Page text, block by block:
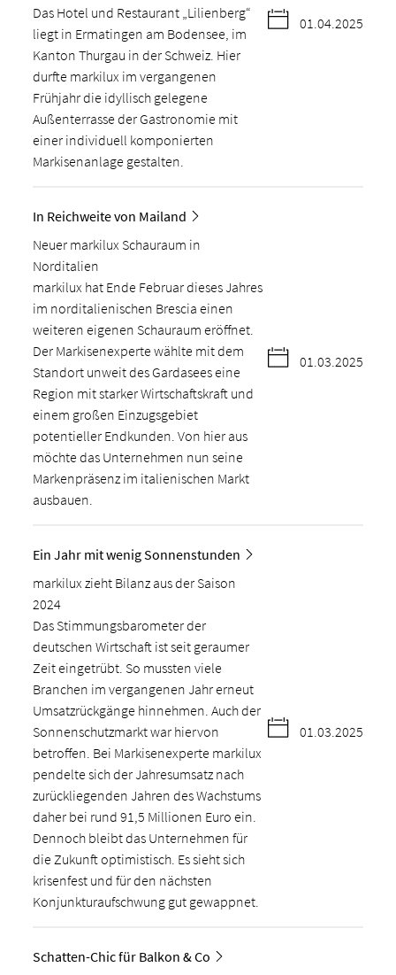
Das Hotel und Restaurant „Lilienberg“
liegt in Ermatingen am Bodensee, im
Kanton Thurgau in der Schweiz. Hier
durfte markilux im vergangenen
Frühjahr die idyllisch gelegene
Außenterrasse der Gastronomie mit
einer individuell komponierten
Markisenanlage gestalten.
01.04.2025
In Reichweite von Mailand
Neuer markilux Schauraum in
Norditalien
markilux hat Ende Februar dieses Jahres
im norditalienischen Brescia einen
weiteren eigenen Schauraum eröffnet.
Der Markisenexperte wählte mit dem
Standort unweit des Gardasees eine
Region mit starker Wirtschaftskraft und
einem großen Einzugsgebiet
potentieller Endkunden. Von hier aus
möchte das Unternehmen nun seine
Markenpräsenz im italienischen Markt
ausbauen.
01.03.2025
Ein Jahr mit wenig Sonnenstunden
markilux zieht Bilanz aus der Saison
2024
Das Stimmungsbarometer der
deutschen Wirtschaft ist seit geraumer
Zeit eingetrübt. So mussten viele
Branchen im vergangenen Jahr erneut
Umsatzrückgänge hinnehmen. Auch der
Sonnenschutzmarkt war hiervon
betroffen. Bei Markisenexperte markilux
pendelte sich der Jahresumsatz nach
zurückliegenden Jahren des Wachstums
daher bei rund 91,5 Millionen Euro ein.
Dennoch bleibt das Unternehmen für
die Zukunft optimistisch. Es sieht sich
krisenfest und für den nächsten
Konjunkturaufschwung gut gewappnet.
01.03.2025
Schatten-Chic für Balkon & Co